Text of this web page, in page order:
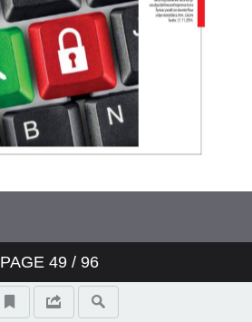
PAGE 49/ 96